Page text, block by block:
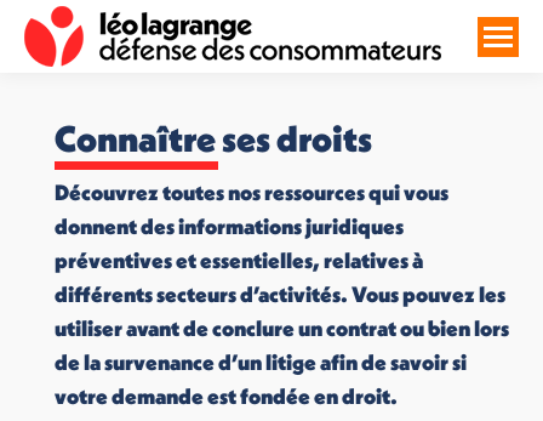
Connaître ses droits
Découvrez toutes nos ressources qui vous
donnent des informations juridiques
préventives et essentielles, relatives à
différents secteurs d’activités. Vous pouvez les
utiliser avant de conclure un contrat ou bien lors
de la survenance d’un litige afin de savoir si
votre demande est fondée en droit.